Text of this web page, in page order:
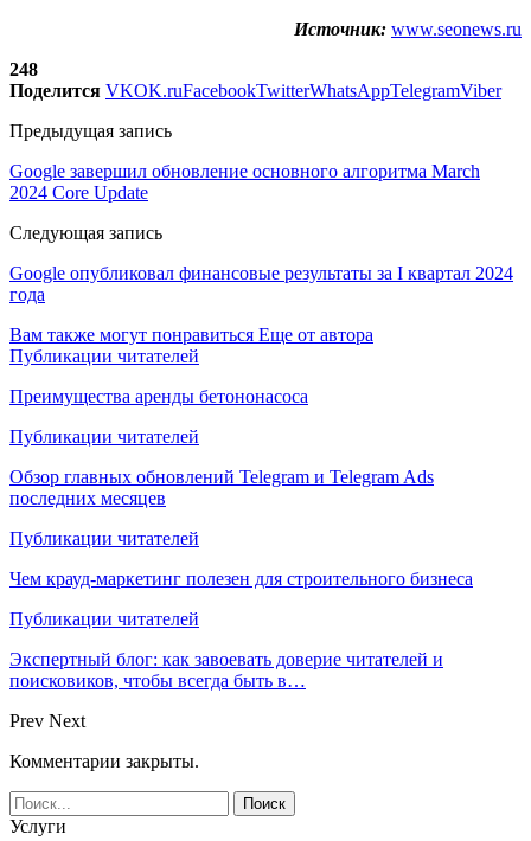
Источник: www.seonews.ru
248
Поделится VKOK.ruFacebookTwitterWhatsAppTelegramViber
Предыдущая запись
Google завершил обновление основного алгоритма March
2024 Core Update
Следующая запись
Google опубликовал финансовые результаты за I квартал 2024
года
Вам также могут понравиться Еще от автора
Публикации читателей
Преимущества аренды бетононасоса
Публикации читателей
Обзор главных обновлений Telegram и Telegram Ads
последних месяцев
Публикации читателей
Чем крауд-маркетинг полезен для строительного бизнеса
Публикации читателей
Экспертный блог: как завоевать доверие читателей и
поисковиков, чтобы всегда быть в…
Prev Next
Комментарии закрыты.
Услуги